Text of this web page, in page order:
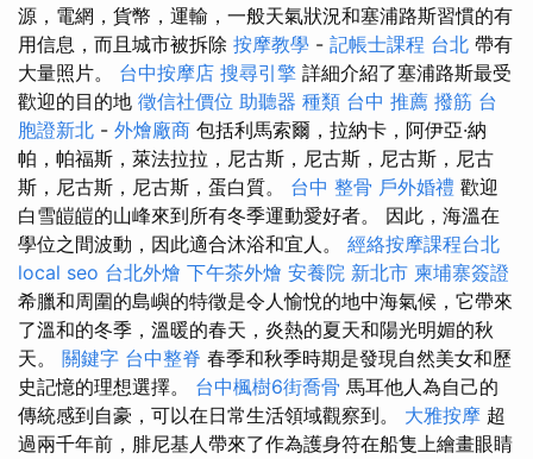
源，電網，貨幣，運輸，一般天氣狀況和塞浦路斯習慣的有
用信息，而且城市被拆除 按摩教學 - 記帳士課程 台北 帶有
大量照片。 台中按摩店 搜尋引擎 詳細介紹了塞浦路斯最受
歡迎的目的地 徵信社價位 助聽器 種類 台中 推薦 撥筋 台
胞證新北 - 外燴廠商 包括利馬索爾，拉納卡，阿伊亞·納
帕，帕福斯，萊法拉拉，尼古斯，尼古斯，尼古斯，尼古
斯，尼古斯，尼古斯，蛋白質。 台中 整骨 戶外婚禮 歡迎
白雪皚皚的山峰來到所有冬季運動愛好者。 因此，海溫在
學位之間波動，因此適合沐浴和宜人。 經絡按摩課程台北
local seo 台北外燴 下午茶外燴 安養院 新北市 柬埔寨簽證
希臘和周圍的島嶼的特徵是令人愉悅的地中海氣候，它帶來
了溫和的冬季，溫暖的春天，炎熱的夏天和陽光明媚的秋
天。 關鍵字 台中整脊 春季和秋季時期是發現自然美女和歷
史記憶的理想選擇。 台中楓樹6街喬骨 馬耳他人為自己的
傳統感到自豪，可以在日常生活領域觀察到。 大雅按摩 超
過兩千年前，腓尼基人帶來了作為護身符在船隻上繪畫眼睛